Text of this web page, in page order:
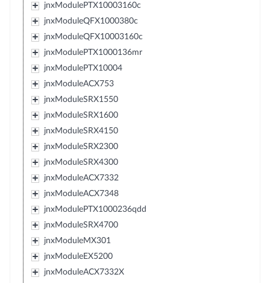
jnxModulePTX10003160c
jnxModuleQFX1000380c
jnxModuleQFX10003160c
jnxModulePTX1000136mr
jnxModulePTX10004
jnxModuleACX753
jnxModuleSRX1550
jnxModuleSRX1600
jnxModuleSRX4150
jnxModuleSRX2300
jnxModuleSRX4300
jnxModuleACX7332
jnxModuleACX7348
jnxModulePTX1000236qdd
jnxModuleSRX4700
jnxModuleMX301
jnxModuleEX5200
jnxModuleACX7332X